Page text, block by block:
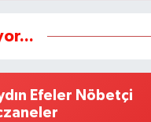
Efeler Nöbetçi